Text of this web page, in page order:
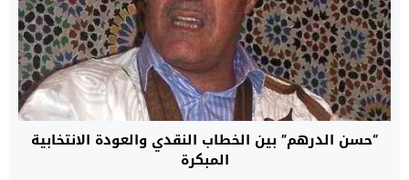
“حسن الدرهم” بين الخطاب النقدي والعودة الانتخابية
المبكرة